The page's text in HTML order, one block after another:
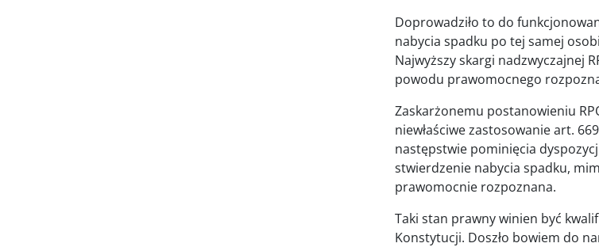
Doprowadziło to do
nabycia spadku po tej samej
Najwyższy skargi nadzwyczajnej
powodu prawomocnego
Zaskarżonemu postanowieniu
niewłaściwe zastosowanie art.
następstwie pominięcia
stwierdzenie nabycia spadku,
prawomocnie rozpoznana.
Taki stan prawny winien być
Konstytucji. Doszło bowiem do